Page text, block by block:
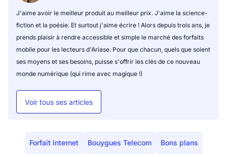
J'aime avoir le meilleur produit au meilleur prix. J'aime la science-
fiction et la poésie. Et surtout j'aime écrire ! Alors depuis trois ans, je
prends plaisir à rendre accessible et simple le marché des forfaits
mobile pour les lecteurs d'Ariase. Pour que chacun, quels que soient
ses moyens et ses besoins, puisse s'offrir les clés de ce nouveau
monde numérique (qui rime avec magique !)
Voir tous ses articles
Forfait internet Bouygues Telecom Bons plans